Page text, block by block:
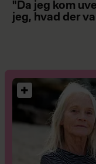
"Da jeg kom
jeg, hvad der